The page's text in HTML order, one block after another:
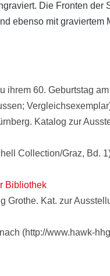
Die Fronten
ebenso mit graviertem
60. Geburtstag
Katalog zur
Collection/Graz, Bd.
Bibliothek
Kat. zur
(http://www.hawk-